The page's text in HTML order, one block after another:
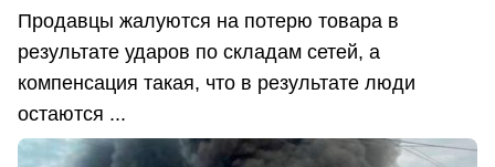
Продавцы жалуются на потерю товара в
результате ударов по складам сетей, а
компенсация такая, что в результате люди
остаются ...